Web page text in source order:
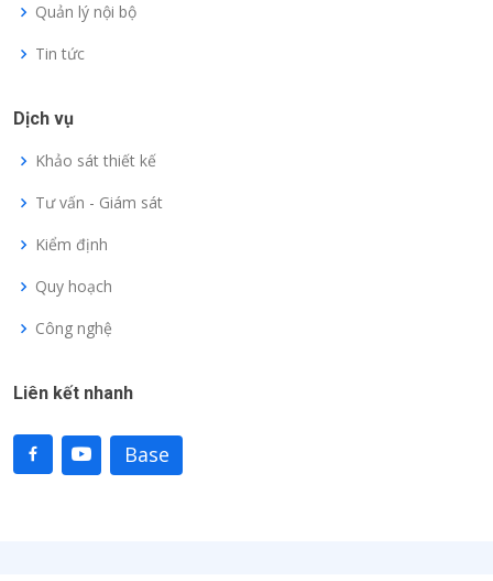
Quản lý nội bộ
Tin tức
Dịch vụ
Khảo sát thiết kế
Tư vấn - Giám sát
Kiểm định
Quy hoạch
Công nghệ
Liên kết nhanh
Base